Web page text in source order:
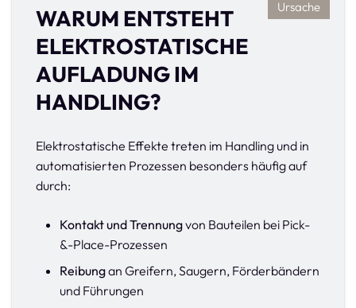
Ursache
WARUM ENTSTEHT
ELEKTROSTATISCHE
AUFLADUNG IM
HANDLING?
Elektrostatische Effekte treten im Handling und in
automatisierten Prozessen besonders häufig auf
durch:
Kontakt und Trennungvon Bauteilen bei Pick-
&-Place-Prozessen
Reibungan Greifern, Saugern, Förderbändern
und Führungen